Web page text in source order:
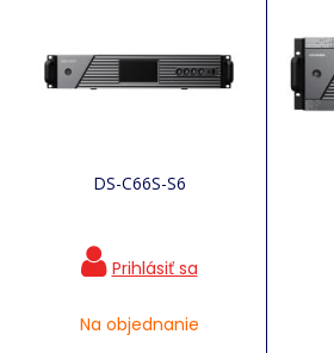
DS-C66S-S6
Na objednanie